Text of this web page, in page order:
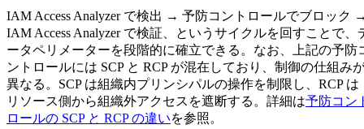
IAM Access Analyzer で検出 → 予防コントロールでブロック
IAM Access Analyzer で検証、というサイクルを回すことで、
ータペリメーターを段階的に確立できる。なお、上記の予防
ントロールには SCP と RCP が混在しており、制御の仕組み
異なる。SCP は組織内プリンシパルの操作を制限し、RCP は
リソース側から組織外アクセスを遮断する。詳細は予防コン
ロールの SCP と RCP の違いを参照。